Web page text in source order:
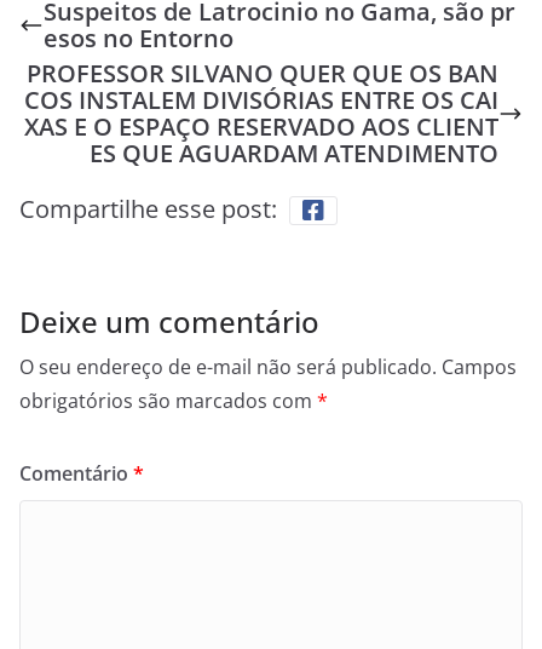
Suspeitos de Latrocinio no Gama, são pr
esos no Entorno
PROFESSOR SILVANO QUER QUE OS BAN
COS INSTALEM DIVISÓRIAS ENTRE OS CAI
XAS E O ESPAÇO RESERVADO AOS CLIENT
ES QUE AGUARDAM ATENDIMENTO
Compartilhe esse post:
Deixe um comentário
O seu endereço de e-mail não será publicado. Campos
obrigatórios são marcados com *
Comentário *